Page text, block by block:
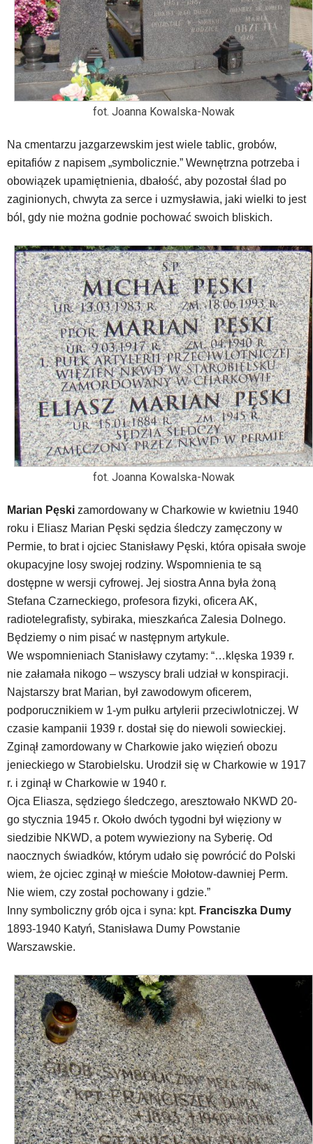
fot. Joanna Kowalska-Nowak
Na cmentarzu jazgarzewskim jest wiele tablic, grobów,
epitafiów z napisem „symbolicznie.” Wewnętrzna potrzeba i
obowiązek upamiętnienia, dbałość, aby pozostał ślad po
zaginionych, chwyta za serce i uzmysławia, jaki wielki to jest
ból, gdy nie można godnie pochować swoich bliskich.
fot. Joanna Kowalska-Nowak
Marian Pęski zamordowany w Charkowie w kwietniu 1940
roku i Eliasz Marian Pęski sędzia śledczy zamęczony w
Permie, to brat i ojciec Stanisławy Pęski, która opisała swoje
okupacyjne losy swojej rodziny. Wspomnienia te są
dostępne w wersji cyfrowej. Jej siostra Anna była żoną
Stefana Czarneckiego, profesora fizyki, oficera AK,
radiotelegrafisty, sybiraka, mieszkańca Zalesia Dolnego.
Będziemy o nim pisać w następnym artykule.
We wspomnieniach Stanisławy czytamy: “…klęska 1939 r.
nie załamała nikogo – wszyscy brali udział w konspiracji.
Najstarszy brat Marian, był zawodowym oficerem,
podporucznikiem w 1-ym pułku artylerii przeciwlotniczej. W
czasie kampanii 1939 r. dostał się do niewoli sowieckiej.
Zginął zamordowany w Charkowie jako więzień obozu
jenieckiego w Starobielsku. Urodził się w Charkowie w 1917
r. i zginął w Charkowie w 1940 r.
Ojca Eliasza, sędziego śledczego, aresztowało NKWD 20-
go stycznia 1945 r. Około dwóch tygodni był więziony w
siedzibie NKWD, a potem wywieziony na Syberię. Od
naocznych świadków, którym udało się powrócić do Polski
wiem, że ojciec zginął w mieście Mołotow-dawniej Perm.
Nie wiem, czy został pochowany i gdzie.”
Inny symboliczny grób ojca i syna: kpt. Franciszka Dumy
1893-1940 Katyń, Stanisława Dumy Powstanie
Warszawskie.